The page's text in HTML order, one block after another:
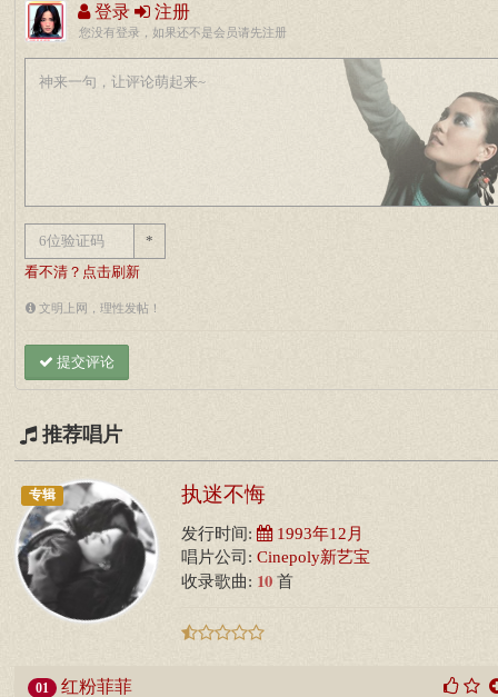
登录 注册
您没有登录，如果还不是会员请先注册
*
看不清？点击刷新
文明上网，理性发帖！
提交评论
推荐唱片
专辑 执迷不悔
发行时间: 1993年12月
唱片公司: Cinepoly新艺宝
收录歌曲: 10 首
01 红粉菲菲